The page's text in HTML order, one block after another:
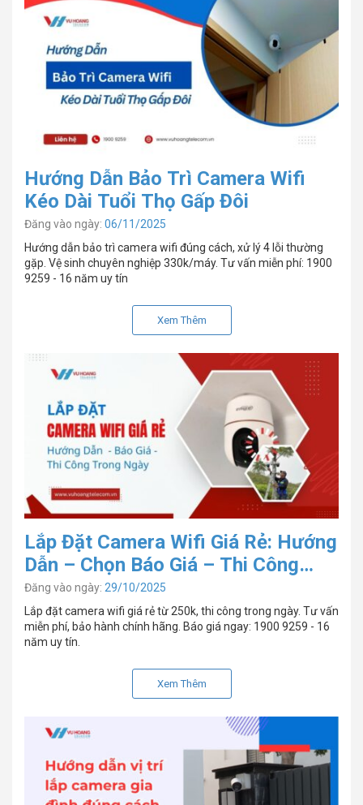
Hướng Dẫn Bảo Trì Camera Wifi
Kéo Dài Tuổi Thọ Gấp Đôi
Đăng vào ngày: 06/11/2025
Hướng dẫn bảo trì camera wifi đúng cách, xử lý 4 lỗi thường
gặp. Vệ sinh chuyên nghiệp 330k/máy. Tư vấn miễn phí: 1900
9259 - 16 năm uy tín
Xem Thêm
Lắp Đặt Camera Wifi Giá Rẻ: Hướng
Dẫn – Chọn Báo Giá – Thi Công
Trong Ngày
Đăng vào ngày: 29/10/2025
Lắp đặt camera wifi giá rẻ từ 250k, thi công trong ngày. Tư vấn
miễn phí, bảo hành chính hãng. Báo giá ngay: 1900 9259 - 16
năm uy tín.
Xem Thêm